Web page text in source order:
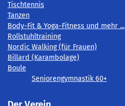
Tischtennis
Tanzen
Body-Fit & Yoga-Fitness und mehr ...
Rollstuhltraining
Nordic Walking (für Frauen)
Billard (Karambolage)
Boule
Seniorengymnastik 60+